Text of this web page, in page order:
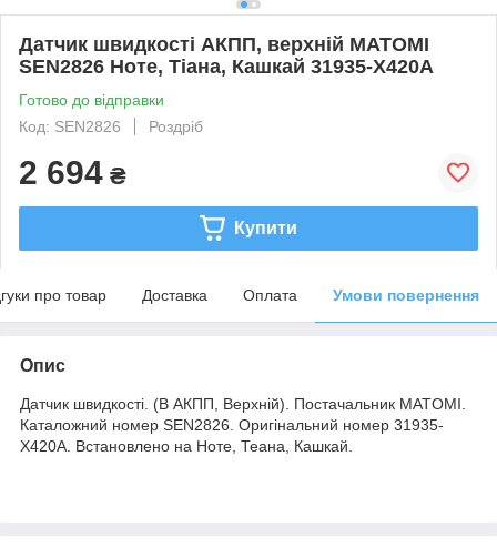
Датчик швидкості АКПП, верхній MATOMI
SEN2826 Ноте, Тіана, Кашкай 31935-X420A
Готово до відправки
Код: SEN2826
Роздріб
2 694 ₴
Купити
про товар Доставка Оплата Умови повернення
Опис
Датчик швидкості. (В АКПП, Верхній). Постачальник MATOMI.
Каталожний номер SEN2826. Оригінальний номер 31935-
X420A. Встановлено на Ноте, Теана, Кашкай.